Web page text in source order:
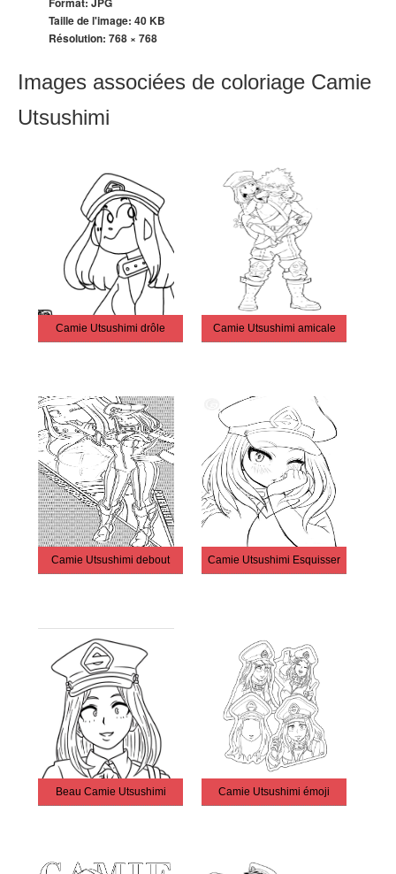
Taille de l'image: 40 KB
Résolution: 768 × 768
Images associées de coloriage Camie
Utsushimi
Camie Utsushimi drôle Camie Utsushimi amicale
Camie Utsushimi debout Camie Utsushimi Esquisser
Beau Camie Utsushimi Camie Utsushimi émoji